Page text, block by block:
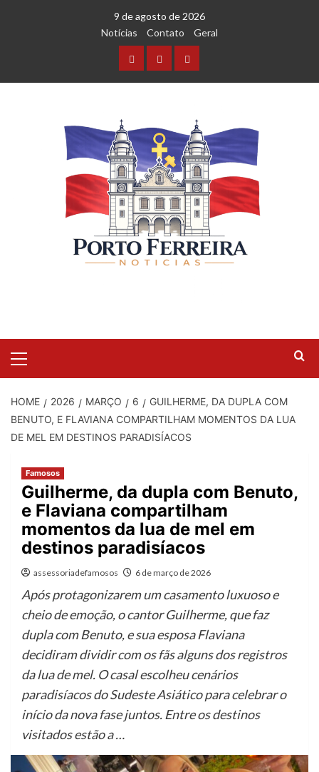
9 de agosto de 2026
Notícias
Contato Geral
HOME 2026 MARÇO 6
GUILHERME, DA DUPLA COM
BENUTO, E FLAVIANA COMPARTILHAM MOMENTOS DA LUA
DE MEL EM DESTINOS PARADISÍACOS
Famosos
Guilherme, da dupla com Benuto,
e Flaviana compartilham
momentos da lua de mel em
destinos paradisíacos
assessoriadefamosos 6 de março de 2026
Após protagonizarem um casamento luxuoso e
cheio de emoção, o cantor Guilherme, que faz
dupla com Benuto, e sua esposa Flaviana
decidiram dividir com os fãs alguns dos registros
da lua de mel. O casal escolheu cenários
paradisíacos do Sudeste Asiático para celebrar o
início da nova fase juntos. Entre os destinos
visitados estão a …